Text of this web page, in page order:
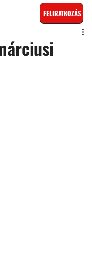
FELIRATKOZÁS